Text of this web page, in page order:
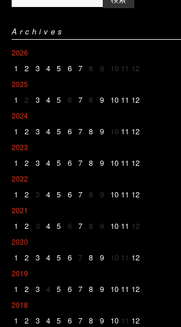
Archives
2026
1 2 3 4 5 6 7 8 9 10 11 12
2025
1 2 3 4 5 6 7 8 9 10 11 12
2024
1 2 3 4 5 6 7 8 9 10 11 12
2023
1 2 3 4 5 6 7 8 9 10 11 12
2022
1 2 3 4 5 6 7 8 9 10 11 12
2021
1 2 3 4 5 6 7 8 9 10 11 12
2020
1 2 3 4 5 6 7 8 9 10 11 12
2019
1 2 3 4 5 6 7 8 9 10 11 12
2018
1 2 3 4 5 6 7 8 9 10 11 12